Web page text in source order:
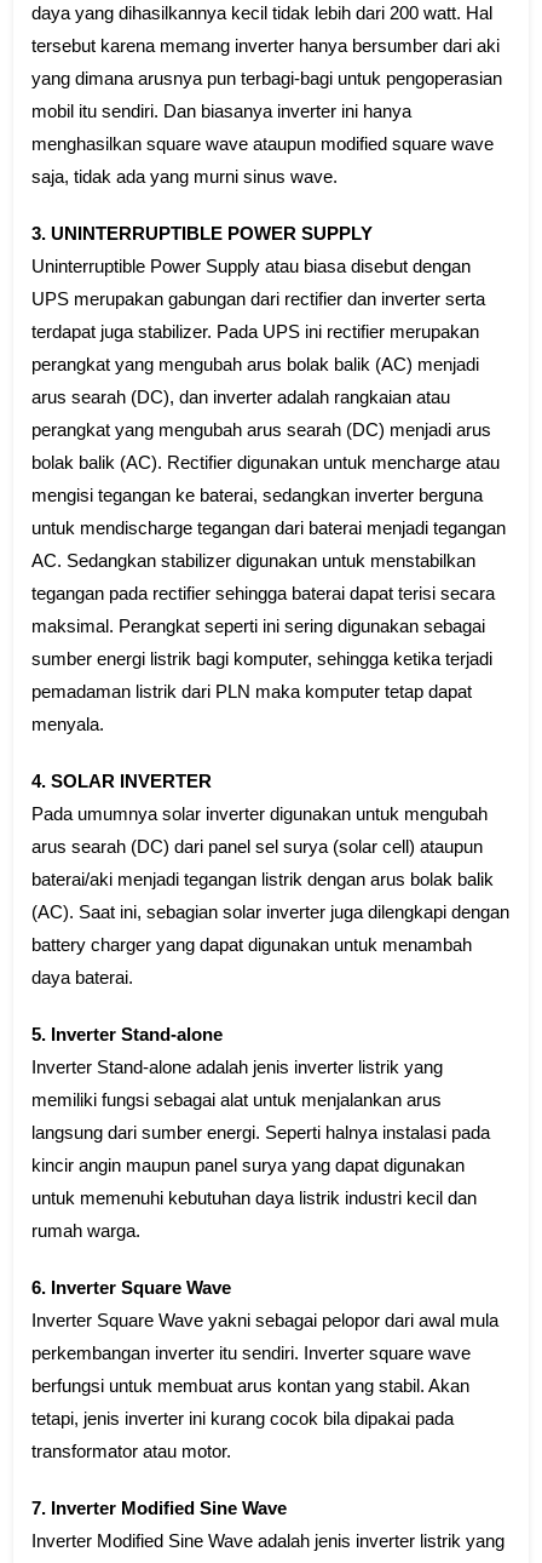
daya yang dihasilkannya kecil tidak lebih dari 200 watt. Hal
tersebut karena memang inverter hanya bersumber dari aki
yang dimana arusnya pun terbagi-bagi untuk pengoperasian
mobil itu sendiri. Dan biasanya inverter ini hanya
menghasilkan square wave ataupun modified square wave
saja, tidak ada yang murni sinus wave.
3. UNINTERRUPTIBLE POWER SUPPLY
Uninterruptible Power Supply atau biasa disebut dengan
UPS merupakan gabungan dari rectifier dan inverter serta
terdapat juga stabilizer. Pada UPS ini rectifier merupakan
perangkat yang mengubah arus bolak balik (AC) menjadi
arus searah (DC), dan inverter adalah rangkaian atau
perangkat yang mengubah arus searah (DC) menjadi arus
bolak balik (AC). Rectifier digunakan untuk mencharge atau
mengisi tegangan ke baterai, sedangkan inverter berguna
untuk mendischarge tegangan dari baterai menjadi tegangan
AC. Sedangkan stabilizer digunakan untuk menstabilkan
tegangan pada rectifier sehingga baterai dapat terisi secara
maksimal. Perangkat seperti ini sering digunakan sebagai
sumber energi listrik bagi komputer, sehingga ketika terjadi
pemadaman listrik dari PLN maka komputer tetap dapat
menyala.
4. SOLAR INVERTER
Pada umumnya solar inverter digunakan untuk mengubah
arus searah (DC) dari panel sel surya (solar cell) ataupun
baterai/aki menjadi tegangan listrik dengan arus bolak balik
(AC). Saat ini, sebagian solar inverter juga dilengkapi dengan
battery charger yang dapat digunakan untuk menambah
daya baterai.
5. Inverter Stand-alone
Inverter Stand-alone adalah jenis inverter listrik yang
memiliki fungsi sebagai alat untuk menjalankan arus
langsung dari sumber energi. Seperti halnya instalasi pada
kincir angin maupun panel surya yang dapat digunakan
untuk memenuhi kebutuhan daya listrik industri kecil dan
rumah warga.
6. Inverter Square Wave
Inverter Square Wave yakni sebagai pelopor dari awal mula
perkembangan inverter itu sendiri. Inverter square wave
berfungsi untuk membuat arus kontan yang stabil. Akan
tetapi, jenis inverter ini kurang cocok bila dipakai pada
transformator atau motor.
7. Inverter Modified Sine Wave
Inverter Modified Sine Wave adalah jenis inverter listrik yang